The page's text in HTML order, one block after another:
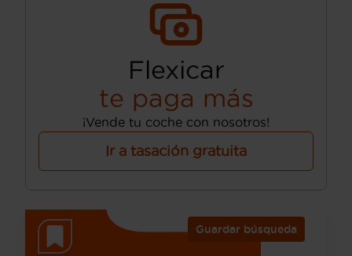
Flexicar
te paga más
¡Vende tu coche con nosotros!
Ir a tasación gratuita
Guardar búsqueda